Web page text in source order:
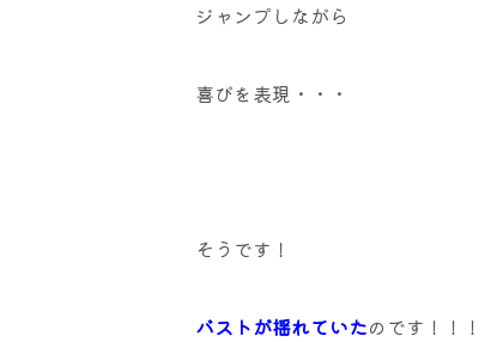
ジャンプしながら
喜びを表現・・・
そうです！
バストが揺れていたのです！！！